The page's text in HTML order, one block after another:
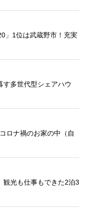
」1位は武蔵野市！充実
す多世代型シェアハウ
ロナ禍のお家の中（自
観光も仕事もできた2泊3